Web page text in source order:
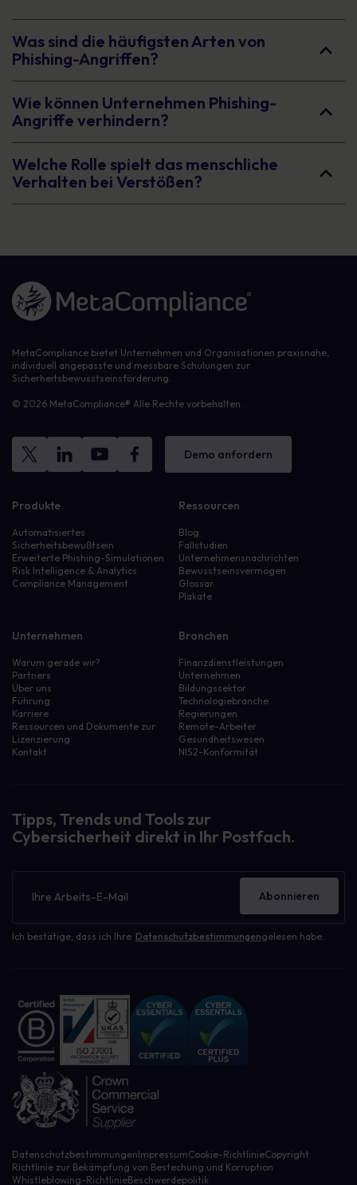
Was sind die häufigsten Arten von
Phishing-Angriffen?
Wie können Unternehmen Phishing-
Angriffe verhindern?
Welche Rolle spielt das menschliche
Verhalten bei Verstößen?
Link zur Homepage
MetaCompliance bietet Unternehmen und Organisationen praxisnahe,
individuell angepasste und messbare Schulungen zur
Sicherheitsbewusstseinsförderung.
© 2026 MetaCompliance® Alle Rechte vorbehalten.
Demo anfordern
Produkte
Automatisiertes
Sicherheitsbewußtsein
Erweiterte Phishing-Simulationen
Risk Intelligence & Analytics
Compliance Management
Ressourcen
Blog
Fallstudien
Unternehmensnachrichten
Bewusstseinsvermögen
Glossar
Plakate
Unternehmen
Warum gerade wir?
Partners
Über uns
Führung
Karriere
Ressourcen und Dokumente zur
Lizenzierung
Kontakt
Branchen
Finanzdienstleistungen
Unternehmen
Bildungssektor
Technologiebranche
Regierungen
Remote-Arbeiter
Gesundheitswesen
NIS2-Konformität
Tipps, Trends und Tools zur
Cybersicherheit direkt in Ihr Postfach.
Ich bestätige, dass ich Ihre Datenschutzbestimmungengelesen habe.
Abonnieren
DatenschutzbestimmungenImpressumCookie-RichtlinieCopyright
Richtlinie zur Bekämpfung von Bestechung und Korruption
Whistleblowing-RichtlinieBeschwerdepolitik